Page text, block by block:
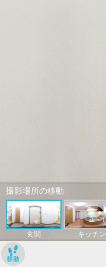
撮影場所の移動
玄関 キッチン